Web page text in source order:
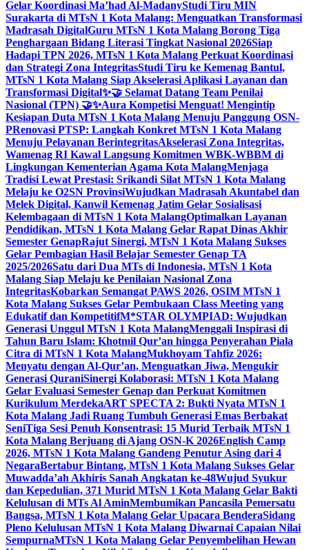
Gelar Koordinasi Ma’had Al-MadanyStudi Tiru MIN
Surakarta di MTsN 1 Kota Malang: Menguatkan Transformasi
Madrasah DigitalGuru MTsN 1 Kota Malang Borong Tiga
Penghargaan Bidang Literasi Tingkat Nasional 2026Siap
Hadapi TPN 2026, MTsN 1 Kota Malang Perkuat Koordinasi
dan Strategi Zona IntegritasStudi Tiru ke Kemenag Bantul,
MTsN 1 Kota Malang Siap Akselerasi Aplikasi Layanan dan
Transformasi Digital✨🤝 Selamat Datang Team Penilai
Nasional (TPN) 🤝✨Aura Kompetisi Menguat! Mengintip
Kesiapan Duta MTsN 1 Kota Malang Menuju Panggung OSN-
PRenovasi PTSP: Langkah Konkret MTsN 1 Kota Malang
Menuju Pelayanan BerintegritasAkselerasi Zona Integritas,
Wamenag RI Kawal Langsung Komitmen WBK-WBBM di
Lingkungan Kementerian Agama Kota MalangMenjaga
Tradisi Lewat Prestasi: Srikandi Silat MTsN 1 Kota Malang
Melaju ke O2SN ProvinsiWujudkan Madrasah Akuntabel dan
Melek Digital, Kanwil Kemenag Jatim Gelar Sosialisasi
Kelembagaan di MTsN 1 Kota MalangOptimalkan Layanan
Pendidikan, MTsN 1 Kota Malang Gelar Rapat Dinas Akhir
Semester GenapRajut Sinergi, MTsN 1 Kota Malang Sukses
Gelar Pembagian Hasil Belajar Semester Genap TA
2025/2026Satu dari Dua MTs di Indonesia, MTsN 1 Kota
Malang Siap Melaju ke Penilaian Nasional Zona
IntegritasKobarkan Semangat PAWS 2026, OSIM MTsN 1
Kota Malang Sukses Gelar Pembukaan Class Meeting yang
Edukatif dan KompetitifM*STAR OLYMPIAD: Wujudkan
Generasi Unggul MTsN 1 Kota MalangMenggali Inspirasi di
Tahun Baru Islam: Khotmil Qur’an hingga Penyerahan Piala
Citra di MTsN 1 Kota MalangMukhoyam Tahfiz 2026:
Menyatu dengan Al-Qur’an, Menguatkan Jiwa, Mengukir
Generasi QuraniSinergi Kolaborasi: MTsN 1 Kota Malang
Gelar Evaluasi Semester Genap dan Perkuat Komitmen
Kurikulum MerdekaART SPECTA 2: Bukti Nyata MTsN 1
Kota Malang Jadi Ruang Tumbuh Generasi Emas Berbakat
SeniTiga Sesi Penuh Konsentrasi: 15 Murid Terbaik MTsN 1
Kota Malang Berjuang di Ajang OSN-K 2026English Camp
2026, MTsN 1 Kota Malang Gandeng Penutur Asing dari 4
NegaraBertabur Bintang, MTsN 1 Kota Malang Sukses Gelar
Muwadda’ah Akhiris Sanah Angkatan ke-48Wujud Syukur
dan Kepedulian, 371 Murid MTsN 1 Kota Malang Gelar Bakti
Kelulusan di MTs Al AminMembumikan Pancasila Pemersatu
Bangsa, MTsN 1 Kota Malang Gelar Upacara BenderaSidang
Pleno Kelulusan MTsN 1 Kota Malang Diwarnai Capaian Nilai
SempurnaMTsN 1 Kota Malang Gelar Penyembelihan Hewan